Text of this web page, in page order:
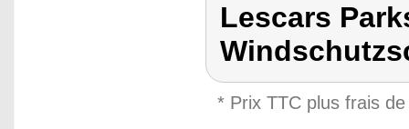
Lescars
* Prix TTC plus frais